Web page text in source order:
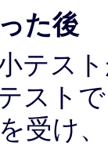
た後
テス
スト
受け